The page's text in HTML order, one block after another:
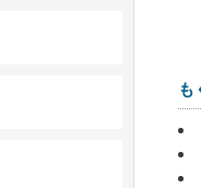
も